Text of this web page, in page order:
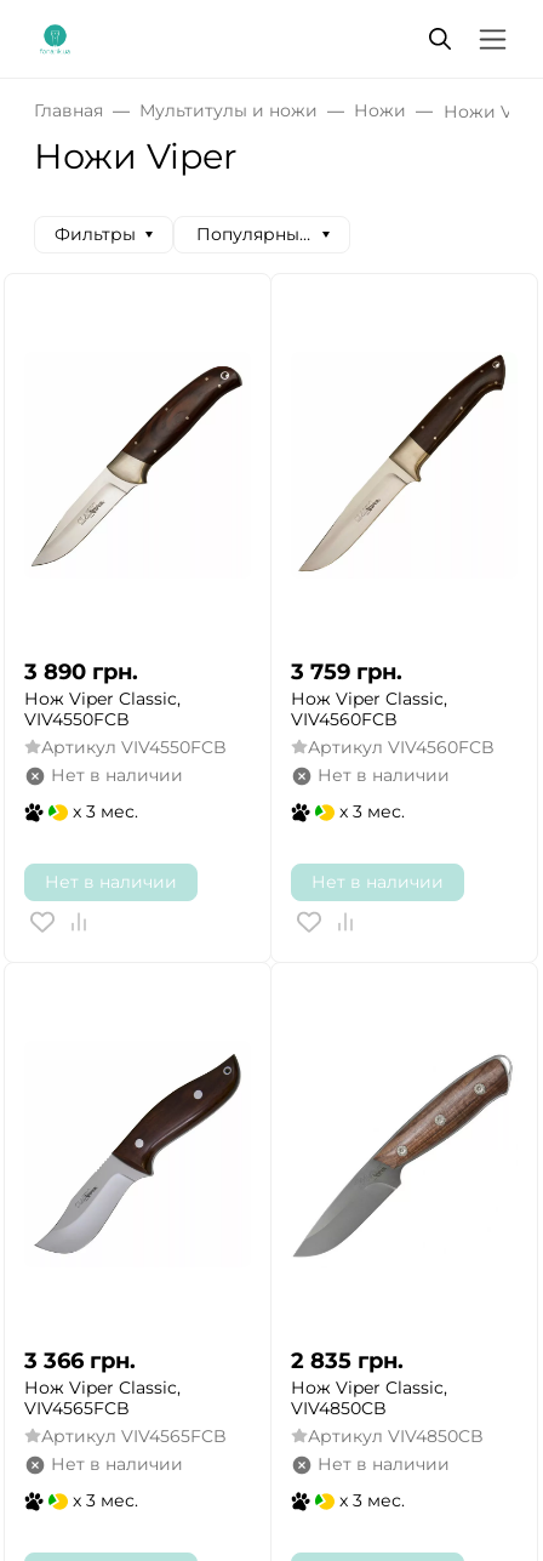
Главная Мультитулы и ножи Ножи Ножи
Ножи Viper
Фильтры Популярные сначала
3 890 грн.
Нож Viper Classic,
VIV4550FCB
Артикул VIV4550FCB
Нет в наличии
x 3 мес.
Нет в наличии
3 759 грн.
Нож Viper Classic,
VIV4560FCB
Артикул VIV4560FCB
Нет в наличии
x 3 мес.
Нет в наличии
3 366 грн.
Нож Viper Classic,
VIV4565FCB
Артикул VIV4565FCB
Нет в наличии
x 3 мес.
2 835 грн.
Нож Viper Classic,
VIV4850CB
Артикул VIV4850CB
Нет в наличии
x 3 мес.